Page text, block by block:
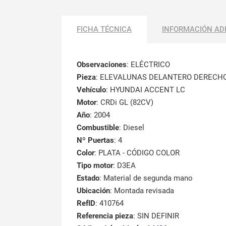
FICHA TÉCNICA INFORMACIÓN
Observaciones: ELÉCTRICO
Pieza: ELEVALUNAS DELANTERO
Vehículo: HYUNDAI ACCENT LC
Motor: CRDi GL (82CV)
Año: 2004
Combustible: Diesel
Nº Puertas: 4
Color: PLATA - CÓDIGO COLOR
Tipo motor: D3EA
Estado: Material de segunda mano
Ubicación: Montada revisada
RefID: 410764
Referencia pieza: SIN DEFINIR